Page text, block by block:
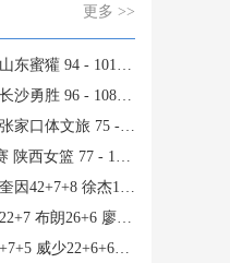
更多 >>
焦作文旅 全场集锦
江西鲸裕清酒 全场集锦
- 97 湖北文旅 全场集锦
103 山东女篮 全场集锦
徐杰15+6 姜伟泽27分
朗26+6 廖三宁9中3
失误 德罗赞两度引冲突